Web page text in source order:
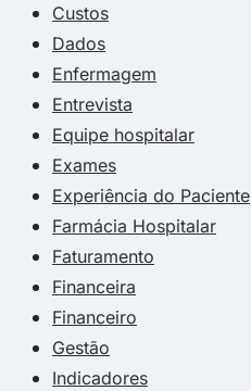
Custos
Dados
Enfermagem
Entrevista
Equipe hospitalar
Exames
Experiência do Paciente
Farmácia Hospitalar
Faturamento
Financeira
Financeiro
Gestão
Indicadores